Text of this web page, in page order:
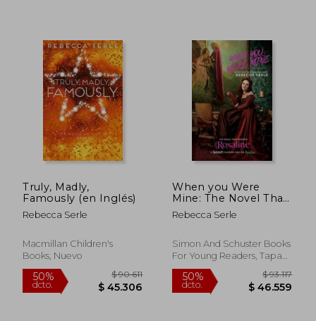
Truly, Madly,
Famously (en Inglés)
Rebecca Serle
Macmillan Children's
Books, Nuevo
When you Were
Mine: The Novel That
Inspired the Movie
Rosaline (en Inglés)
Rebecca Serle
Simon And Schuster Books
For Young Readers, Tapa
Blanda, Nuevo